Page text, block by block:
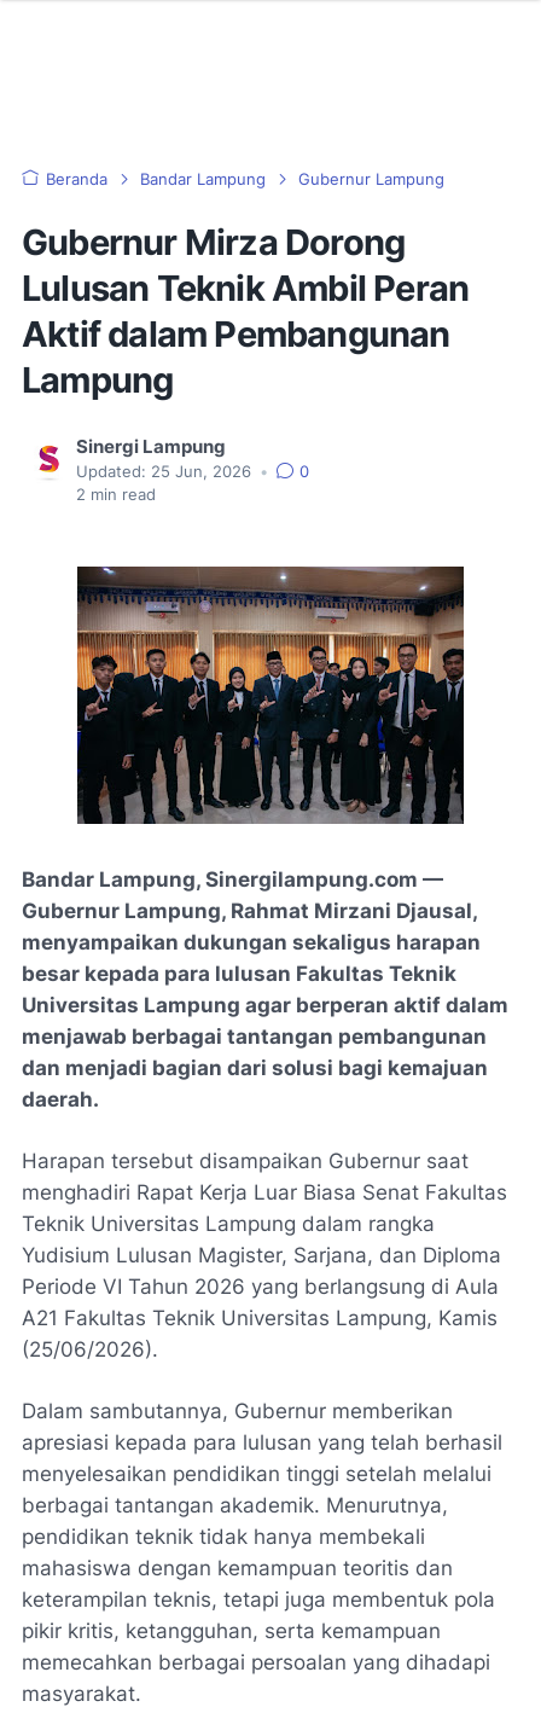
Beranda Bandar Lampung Gubernur Lampung
Gubernur Mirza Dorong
Lulusan Teknik Ambil Peran
Aktif dalam Pembangunan
Lampung
Sinergi Lampung
Updated: 25 Jun, 2026 •
0
2 min read
Bandar Lampung, Sinergilampung.com —
Gubernur Lampung, Rahmat Mirzani Djausal,
menyampaikan dukungan sekaligus harapan
besar kepada para lulusan Fakultas Teknik
Universitas Lampung agar berperan aktif dalam
menjawab berbagai tantangan pembangunan
dan menjadi bagian dari solusi bagi kemajuan
daerah.
Harapan tersebut disampaikan Gubernur saat
menghadiri Rapat Kerja Luar Biasa Senat Fakultas
Teknik Universitas Lampung dalam rangka
Yudisium Lulusan Magister, Sarjana, dan Diploma
Periode VI Tahun 2026 yang berlangsung di Aula
A21 Fakultas Teknik Universitas Lampung, Kamis
(25/06/2026).
Dalam sambutannya, Gubernur memberikan
apresiasi kepada para lulusan yang telah berhasil
menyelesaikan pendidikan tinggi setelah melalui
berbagai tantangan akademik. Menurutnya,
pendidikan teknik tidak hanya membekali
mahasiswa dengan kemampuan teoritis dan
keterampilan teknis, tetapi juga membentuk pola
pikir kritis, ketangguhan, serta kemampuan
memecahkan berbagai persoalan yang dihadapi
masyarakat.